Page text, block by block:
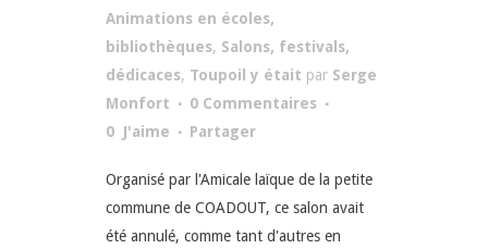
Animations en écoles,
bibliothèques, Salons, festivals,
dédicaces, Toupoil y était par Serge
Monfort
0 Commentaires
0 J'aime Partager
Organisé par l'Amicale laïque de la petite
commune de COADOUT, ce salon avait
été annulé, comme tant d'autres en